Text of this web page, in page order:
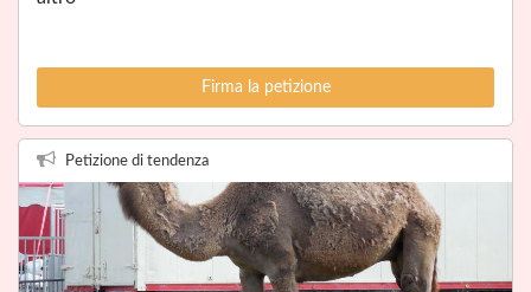
Firma la petizione
Petizione di tendenza